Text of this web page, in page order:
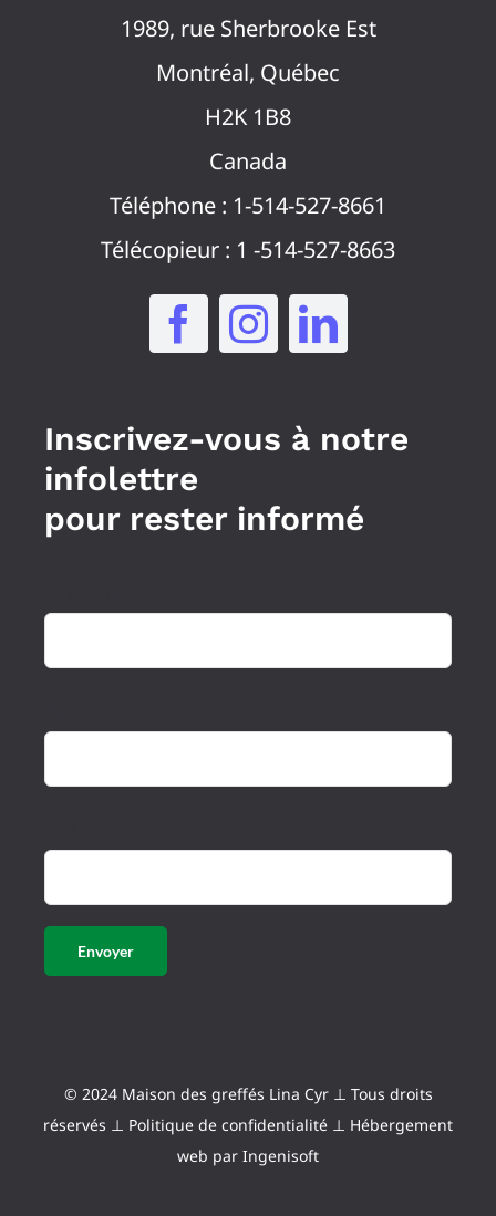
1989, rue Sherbrooke Est
Montréal, Québec
H2K 1B8
Canada
Téléphone : 1-514-527-8661
Télécopieur : 1 -514-527-8663
Inscrivez-vous à notre
infolettre
pour rester informé
© 2024 Maison des greffés Lina Cyr ⊥ Tous droits
réservés ⊥ Politique de confidentialité ⊥ Hébergement
web par Ingenisoft